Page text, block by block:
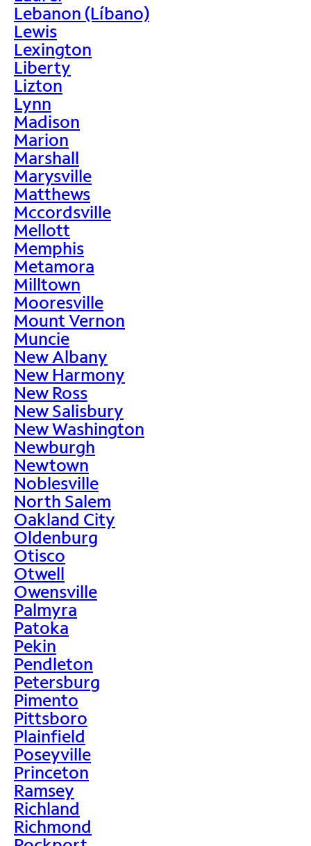
Lebanon (Líbano)
Lewis
Lexington
Liberty
Lizton
Lynn
Madison
Marion
Marshall
Marysville
Matthews
Mccordsville
Mellott
Memphis
Metamora
Milltown
Mooresville
Mount Vernon
Muncie
New Albany
New Harmony
New Ross
New Salisbury
New Washington
Newburgh
Newtown
Noblesville
North Salem
Oakland City
Oldenburg
Otisco
Otwell
Owensville
Palmyra
Patoka
Pekin
Pendleton
Petersburg
Pimento
Pittsboro
Plainfield
Poseyville
Princeton
Ramsey
Richland
Richmond